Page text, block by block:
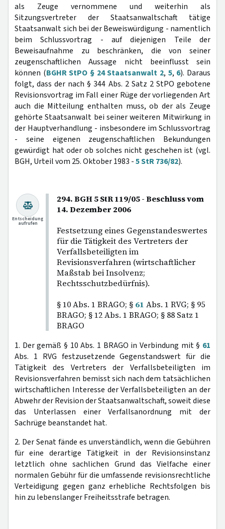
als Zeuge vernommene und weiterhin als
Sitzungsvertreter der Staatsanwaltschaft tätige
Staatsanwalt sich bei der Beweiswürdigung - namentlich
beim Schlussvortrag - auf diejenigen Teile der
Beweisaufnahme zu beschränken, die von seiner
zeugenschaftlichen Aussage nicht beeinflusst sein
können (BGHR StPO § 24 Staatsanwalt 2, 5, 6). Daraus
folgt, dass der nach § 344 Abs. 2 Satz 2 StPO gebotene
Revisionsvortrag im Fall einer Rüge der vorliegenden Art
auch die Mitteilung enthalten muss, ob der als Zeuge
gehörte Staatsanwalt bei seiner weiteren Mitwirkung in
der Hauptverhandlung - insbesondere im Schlussvortrag
- seine eigenen zeugenschaftlichen Bekundungen
gewürdigt hat oder ob solches nicht geschehen ist (vgl.
BGH, Urteil vom 25. Oktober 1983 -5 StR 736/82).
294. BGH 5 StR 119/05 - Beschluss vom
14. Dezember 2006
Festsetzung eines Gegenstandeswertes
für die Tätigkeit des Vertreters der
Verfallsbeteiligten im
Revisionsverfahren (wirtschaftlicher
Maßstab bei Insolvenz;
Rechtsschutzbedürfnis).
§ 10 Abs. 1 BRAGO; § 61 Abs. 1 RVG; § 95
BRAGO; § 12 Abs. 1 BRAGO; § 88 Satz 1
BRAGO
Entscheidung
aufrufen
1. Der gemäß § 10 Abs. 1 BRAGO in Verbindung mit § 61
Abs. 1 RVG festzusetzende Gegenstandswert für die
Tätigkeit des Vertreters der Verfallsbeteiligten im
Revisionsverfahren bemisst sich nach dem tatsächlichen
wirtschaftlichen Interesse der Verfallsbeteiligten an der
Abwehr der Revision der Staatsanwaltschaft, soweit diese
das Unterlassen einer Verfallsanordnung mit der
Sachrüge beanstandet hat.
2. Der Senat fände es unverständlich, wenn die Gebühren
für eine derartige Tätigkeit in der Revisionsinstanz
letztlich ohne sachlichen Grund das Vielfache einer
normalen Gebühr für die umfassende revisionsrechtliche
Verteidigung gegen ganz erhebliche Rechtsfolgen bis
hin zu lebenslanger Freiheitsstrafe betragen.